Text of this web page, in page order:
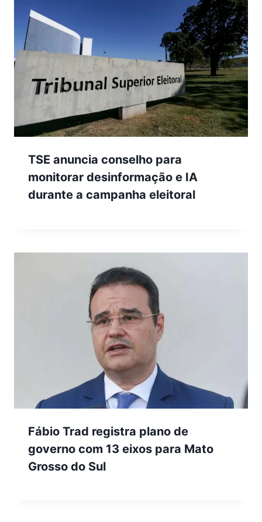
TSE anuncia conselho para
monitorar desinformação e IA
durante a campanha eleitoral
Fábio Trad registra plano de
governo com 13 eixos para Mato
Grosso do Sul